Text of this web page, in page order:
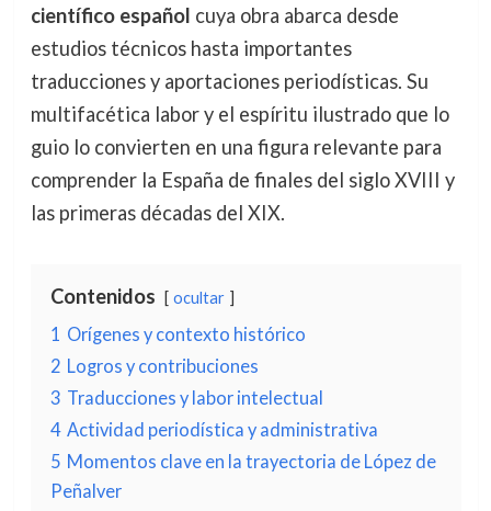
científico español cuya obra abarca desde
estudios técnicos hasta importantes
traducciones y aportaciones periodísticas. Su
multifacética labor y el espíritu ilustrado que lo
guio lo convierten en una figura relevante para
comprender la España de finales del siglo XVIII y
las primeras décadas del XIX.
Contenidos ocultar
1 Orígenes y contexto histórico
2 Logros y contribuciones
3 Traducciones y labor intelectual
4 Actividad periodística y administrativa
5 Momentos clave en la trayectoria de López de
Peñalver